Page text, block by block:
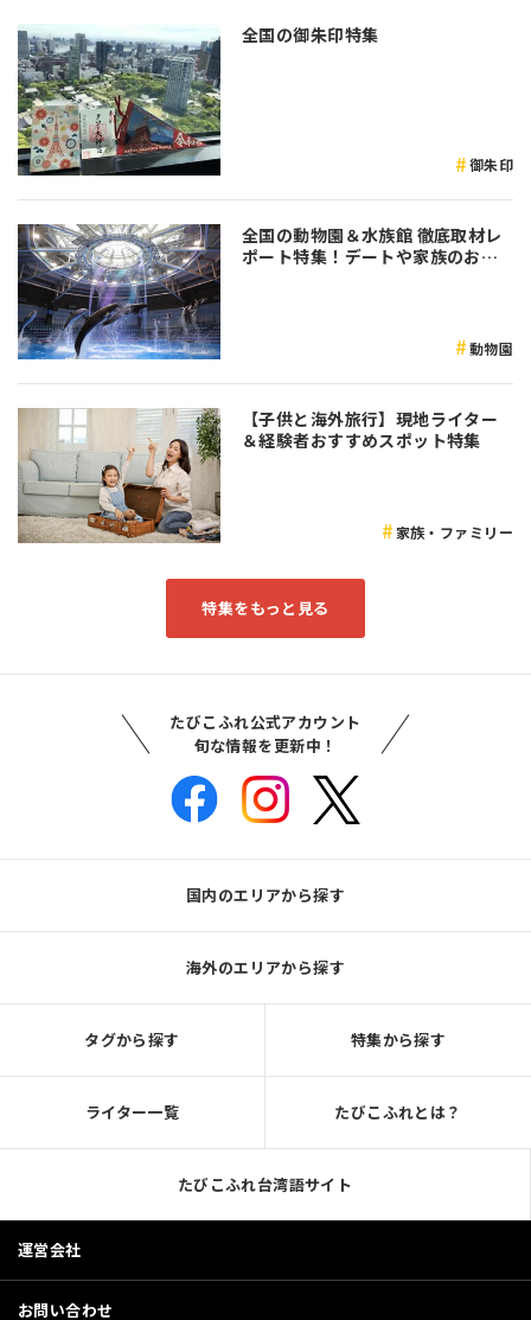
全国の御朱印特集
御朱印
全国の動物園＆水族館 徹底取材レ
ポート特集！デートや家族のおで
動物園
【子供と海外旅行】現地ライター
＆経験者おすすめスポット特集
家族・ファミリー
特集をもっと見る
たびこふれ公式アカウント
旬な情報を更新中！
国内のエリアから探す
海外のエリアから探す
タグから探す 特集から探す
ライター一覧 たびこふれとは？
たびこふれ台湾語サイト
運営会社
お問い合わせ